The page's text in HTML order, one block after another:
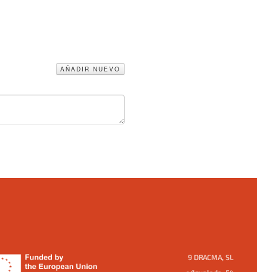
AÑADIR NUEVO
9 DRACMA, SL